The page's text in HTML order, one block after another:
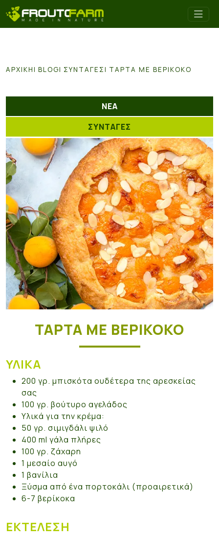
ΑΡΧΙΚΉ BLOG ΣΥΝΤΑΓΕΣ ΤΆΡΤΑ ΜΕ ΒΕΡΊΚΟΚΟ
ΝΕΑ
ΣΥΝΤΑΓΕΣ
ΤΆΡΤΑ ΜΕ ΒΕΡΊΚΟΚΟ
ΥΛΙΚΆ
200 γρ. μπισκότα ουδέτερα της αρεσκείας
σας
100 γρ. βούτυρο αγελάδος
Υλικά για την κρέμα:
50 γρ. σιμιγδάλι ψιλό
400 ml γάλα πλήρες
100 γρ. ζάχαρη
1 μεσαίο αυγό
1 βανίλια
Ξύσμα από ένα πορτοκάλι (προαιρετικά)
6-7 βερίκοκα
ΕΚΤΈΛΕΣΗ